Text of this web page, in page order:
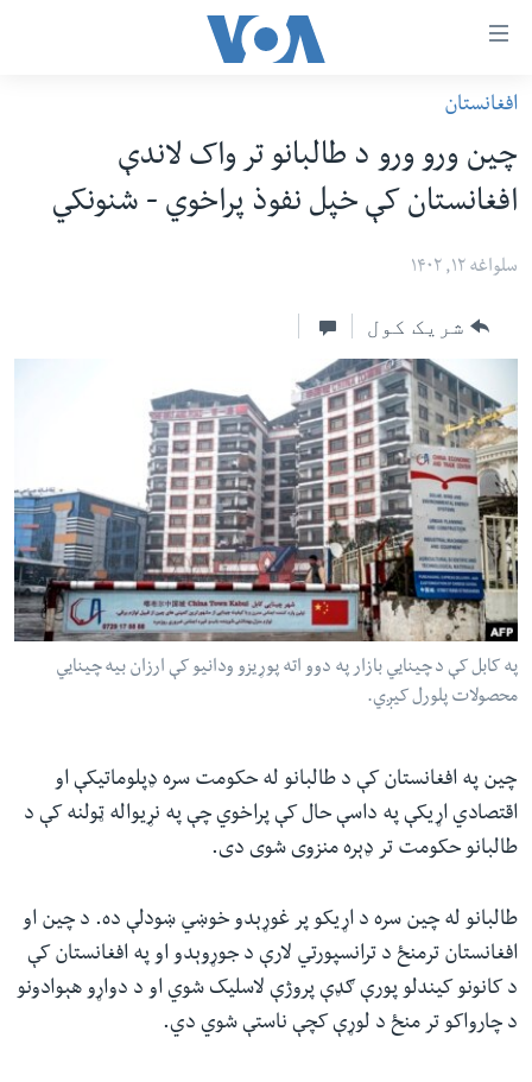
رسي
وړ
اتصالات
عمومي
لارښود
ته
لاړ
شئ
لټون
ځای
ته
لاړ
افغانستان
سیمه
امریکا
ښځې او نجونې
ځوانان
د بیان ازادي
روغتیا
سرمقاله
له مونږ سره په تماس کې پاتې شئ
ژبې
افغانستان
چین ورو ورو د طالبانو تر واک لاندې
افغانستان کې خپل نفوذ پراخوي - شنونکي
سلواغه ۱۲, ۱۴۰۲
شریک کول
په کابل کې د چینايي بازار په دوو اته پوړیزو ودانیو کې ارزان بیه چینايي
محصولات پلورل کیږي.
چین په افغانستان کې د طالبانو له حکومت سره ډپلوماتیکې او
اقتصادي اړیکې په داسې حال کې پراخوي چې په نړیواله ټولنه کې د
طالبانو حکومت تر ډېره منزوی شوی دی.
طالبانو له چین سره د اړیکو پر غوړېدو خوښي ښودلې ده. د چین او
افغانستان ترمنځ د ترانسپورتي لارې د جوړوېدو او په افغانستان کې
د کانونو کیندلو پورې ګډې پروژې لاسلیک شوي او د دواړو هېوادونو
د چارواکو تر منځ د لوړې کچې ناستې شوي دي.